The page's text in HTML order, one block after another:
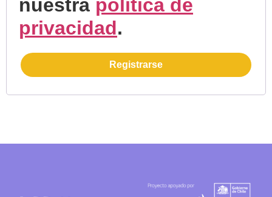
nuestra política de
privacidad.
Registrarse